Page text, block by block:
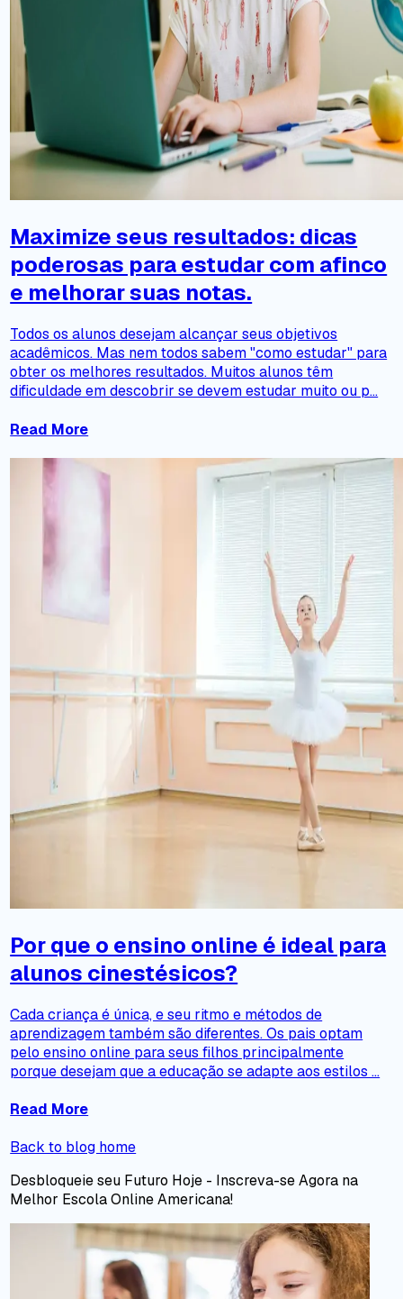
Maximize seus resultados: dicas
poderosas para estudar com afinco
e melhorar suas notas.
Todos os alunos desejam alcançar seus objetivos
acadêmicos. Mas nem todos sabem "como estudar" para
obter os melhores resultados. Muitos alunos têm
dificuldade em descobrir se devem estudar muito ou p...
Read More
Por que o ensino online é ideal para
alunos cinestésicos?
Cada criança é única, e seu ritmo e métodos de
aprendizagem também são diferentes. Os pais optam
pelo ensino online para seus filhos principalmente
porque desejam que a educação se adapte aos estilos ...
Read More
Back to blog home
Desbloqueie seu Futuro Hoje - Inscreva-se Agora na
Melhor Escola Online Americana!